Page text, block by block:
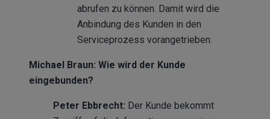
abrufen zu können. Damit wird die
Anbindung des Kunden in den
Serviceprozess vorangetrieben.
Michael Braun: Wie wird der Kunde
eingebunden?
Peter Ebbrecht: Der Kunde bekommt